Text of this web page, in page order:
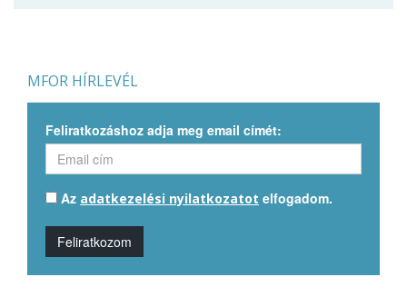
MFOR HÍRLEVÉL
Feliratkozáshoz adja meg email címét:
Az adatkezelési nyilatkozatot elfogadom.
Feliratkozom